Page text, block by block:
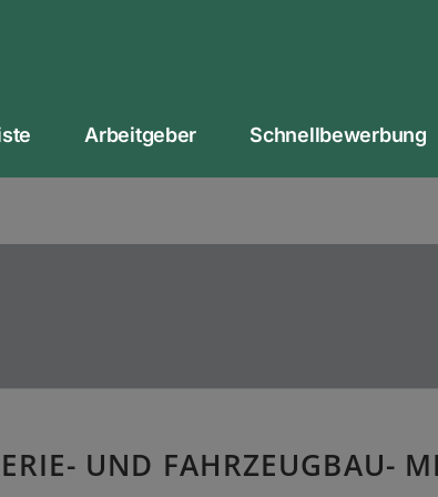
Arbeitgeber Schnellbewerbung
UND FAHRZEUGBAU-